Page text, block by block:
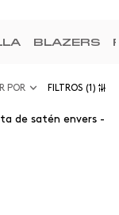
BLAZERS
POR FILTROS (1)